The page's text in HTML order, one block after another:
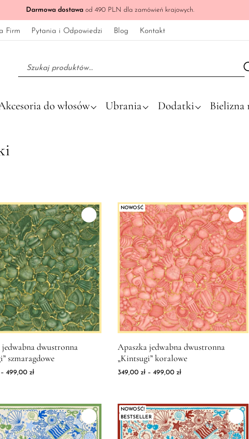
Darmowa dostawa od 490 PLN dla zamówień krajowych.
Firm Pytania i Odpowiedzi Blog Kontakt
do włosów Ubrania Dodatki Bielizna
jedwabna dwustronna
szmaragdowe
– 499,00 złZakres cen: od 349,00 zł do 499,00 zł
NOWOŚĆ
Apaszka jedwabna dwustronna
„Kintsugi” koralowe
349,00 zł – 499,00 złZakres cen: od 349,00
NOWOŚĆ!
BESTSELLER